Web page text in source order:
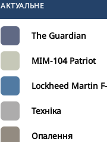
АКТУАЛЬНЕ
The Guardian
MIM-104 Patriot
Lockheed Martin
Техніка
Опалення